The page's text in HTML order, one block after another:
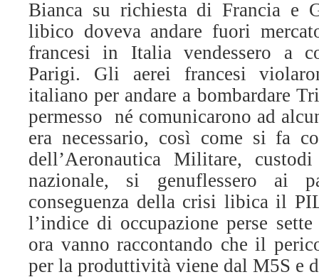
Bianca su richiesta di Francia e
libico doveva andare fuori
francesi in Italia vendessero a
Parigi. Gli aerei francesi
italiano per andare a bombardare
permesso né comunicarono ad
era necessario, così come si fa
dell’Aeronautica Militare,
nazionale, si genuflessero ai
conseguenza della crisi libica il
l’indice di occupazione perse
ora vanno raccontando che il
per la produttività viene dal M5S e